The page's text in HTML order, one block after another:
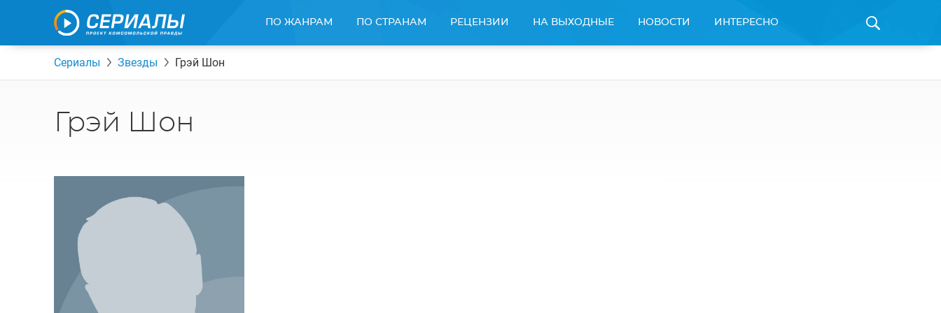
ПО ЖАНРАМ ПО СТРАНАМ РЕЦЕНЗИИ НА ВЫХОДНЫЕ НОВОСТИ ИНТЕРЕСНО
Сериалы Звезды Грэй Шон
Грэй Шон